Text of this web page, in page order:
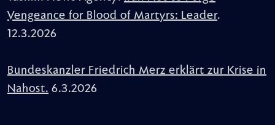
Vengeance for Blood of Martyrs: Leader.
12.3.2026
Bundeskanzler Friedrich Merz erklärt zur Krise in
Nahost. 6.3.2026